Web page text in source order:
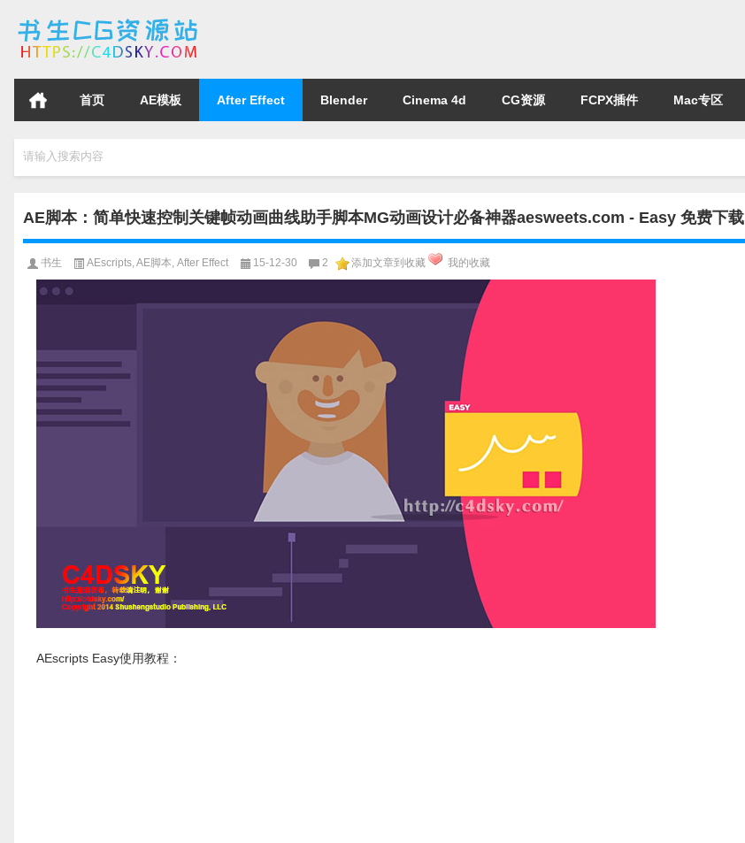
首页 AE模板 After Effect Blender Cinema 4d CG资源 FCPX插件 Mac专区
请输入搜索内容
AE脚本：简单快速控制关键帧动画曲线助手脚本MG动画设计必备神器aesweets.com - Easy 免费下载
书生 AEscripts,AE脚本, After Effect 15-12-30 2 添加文章到收藏 我的收藏
AEscripts Easy使用教程：